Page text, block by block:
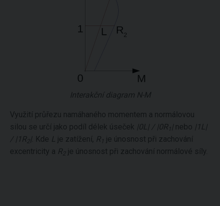
Interakční diagram N-M
Využití průřezu namáhaného momentem a normálovou
silou se určí jako podíl délek úseček |0L| / |0R 1 |nebo |1L|
/ |1R2 |. Kde L je zatížení, R 1 je únosnost při zachování
excentricity a R2 je únosnost při zachování normálové síly.